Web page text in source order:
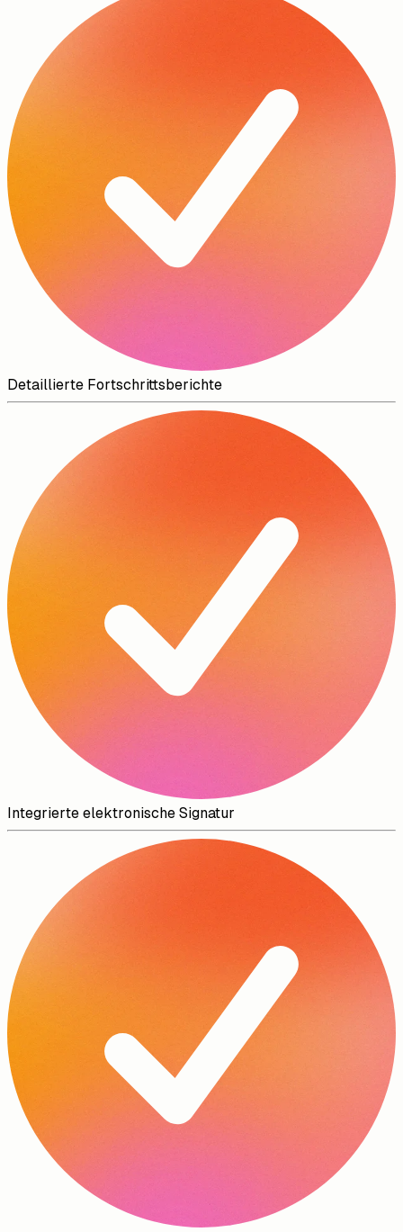
Detaillierte Fortschrittsberichte
Integrierte elektronische Signatur